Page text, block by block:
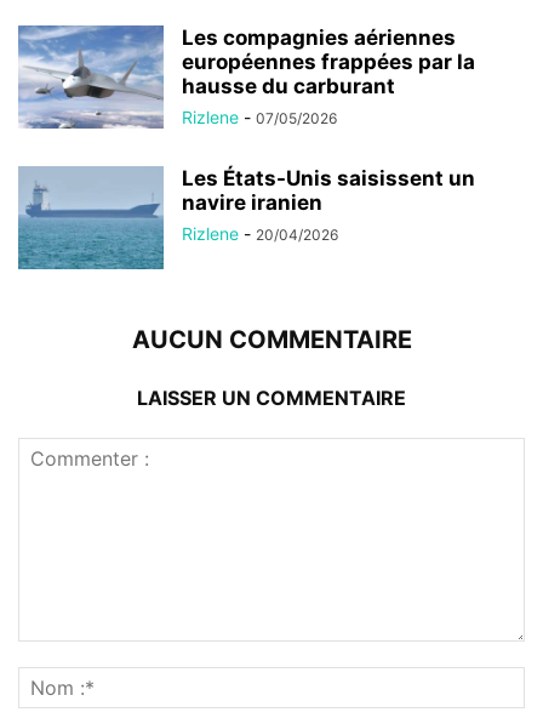
Les compagnies aériennes
européennes frappées par la
hausse du carburant
Rizlene - 07/05/2026
Les États-Unis saisissent un
navire iranien
Rizlene - 20/04/2026
AUCUN COMMENTAIRE
LAISSER UN COMMENTAIRE